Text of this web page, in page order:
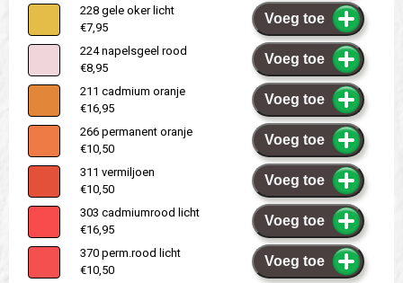
228 gele oker licht
€7,95
Voeg toe
224 napelsgeel rood
€8,95
Voeg toe
211 cadmium oranje
€16,95
Voeg toe
266 permanent oranje
€10,50
Voeg toe
311 vermiljoen
€10,50
Voeg toe
303 cadmiumrood licht
€16,95
Voeg toe
370 perm.rood licht
€10,50
Voeg toe